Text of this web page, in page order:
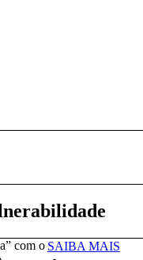
com o SAIBA MAIS